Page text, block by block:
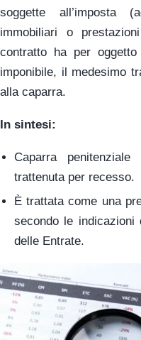
soggette all’imposta
immobiliari o
contratto ha per oggetto
imponibile, il medesimo
alla caparra.
In sintesi:
Caparra
trattenuta per recesso.
È trattata come una
secondo le indicazioni
delle Entrate.